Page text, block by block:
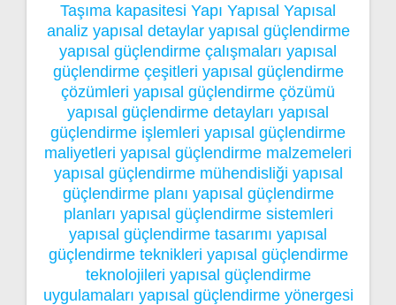
Taşıma kapasitesi Yapı Yapısal Yapısal
analiz yapısal detaylar yapısal güçlendirme
yapısal güçlendirme çalışmaları yapısal
güçlendirme çeşitleri yapısal güçlendirme
çözümleri yapısal güçlendirme çözümü
yapısal güçlendirme detayları yapısal
güçlendirme işlemleri yapısal güçlendirme
maliyetleri yapısal güçlendirme malzemeleri
yapısal güçlendirme mühendisliği yapısal
güçlendirme planı yapısal güçlendirme
planları yapısal güçlendirme sistemleri
yapısal güçlendirme tasarımı yapısal
güçlendirme teknikleri yapısal güçlendirme
teknolojileri yapısal güçlendirme
uygulamaları yapısal güçlendirme yönergesi